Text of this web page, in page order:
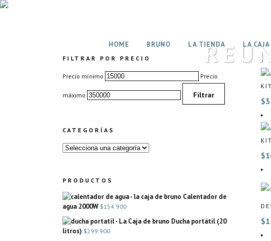
HOME BRUNO LA TIENDA LA CAJA
FILTRAR POR PRECIO
Precio mínimo Precio
máximo Filtrar
CATEGORÍAS
PRODUCTOS
Calentador de
agua 2000W $154.900
Ducha portátil (20
litros) $299.900
$
$
$